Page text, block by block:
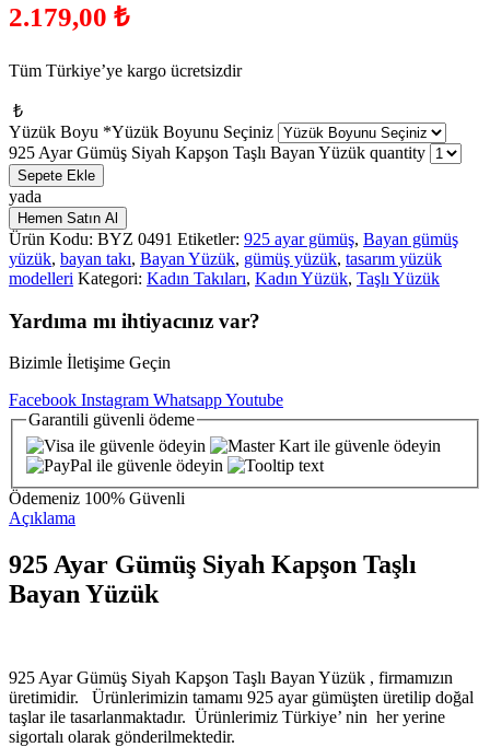
2.179,00 ₺
Tüm Türkiye’ye kargo ücretsizdir
₺
Yüzük Boyu *Yüzük Boyunu Seçiniz
925 Ayar Gümüş Siyah Kapşon Taşlı Bayan Yüzük quantity
Sepete Ekle
yada
Hemen Satın Al
Ürün Kodu: BYZ 0491 Etiketler: 925 ayar gümüş, Bayan gümüş
yüzük, bayan takı, Bayan Yüzük, gümüş yüzük, tasarım yüzük
modelleri Kategori: Kadın Takıları, Kadın Yüzük, Taşlı Yüzük
Yardıma mı ihtiyacınız var?
Bizimle İletişime Geçin
Facebook Instagram WhatsappYoutube
Garantili güvenli ödeme
Ödemeniz 100% Güvenli
Açıklama
925 Ayar Gümüş Siyah Kapşon Taşlı
Bayan Yüzük
925 Ayar Gümüş Siyah Kapşon Taşlı Bayan Yüzük , firmamızın
üretimidir. Ürünlerimizin tamamı 925 ayar gümüşten üretilip doğal
taşlar ile tasarlanmaktadır. Ürünlerimiz Türkiye’ nin her yerine
sigortalı olarak gönderilmektedir.